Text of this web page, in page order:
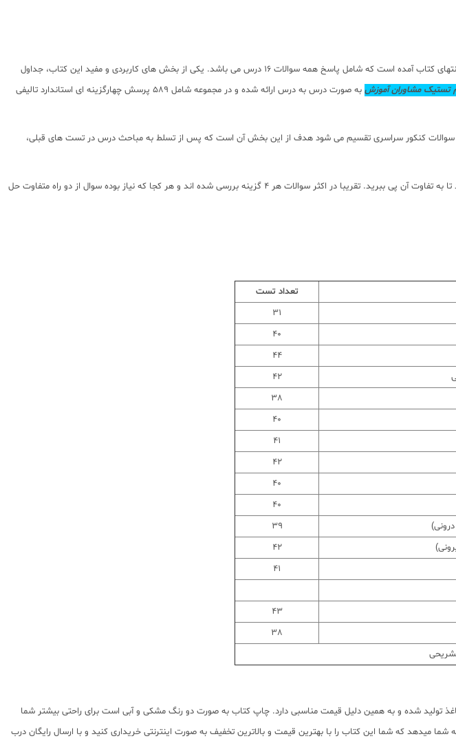
کتاب تستیک جامعه شناسی دهم مشاوران از دارای 16 درسنامه در 2 فصل به همراه سوالات آن است. ضمنا پاسخنامه تشریحی در انتهای کتاب آمده است که شامل پاسخ همه سوالات 16 درس می باشد. یکی از بخش های کاربردی و مفید این کتاب، جداول
تستیک مشاوران آموزش
به صورت درس به درس ارائه شده و در مجموعه شامل 589 پرسش چهارگزینه ای استاندارد تالیفی
کنکور سراسری تقسیم می شود هدف از این بخش آن است که پس از تسلط به مباحث درس در تست های قبلی،
پاسخنامه این کتاب کمتر از یک درسنامه مفصل و کاربردی نیست کافیست پاسخنامه این کتاب را با دیگر کتب تست مقایسه کنید تا به تفاوت آن پی ببرید. تقریبا در اکثر سوالات هر 4 گزینه بررسی شده اند و هر کجا که نیاز بوده سوال از دو راه متفاوت حل
تعداد تست
31
40
44
42
38
40
41
42
40
40
39
42
41
43
38
شده و به همین دلیل قیمت مناسبی دارد. چاپ کتاب به صورت دو رنگ مشکی و آبی است برای راحتی بیشتر شما
میدهد که شما این کتاب را با بهترین قیمت و بالاترین تخفیف به صورت اینترنتی خریداری کنید و با ارسال رایگان درب